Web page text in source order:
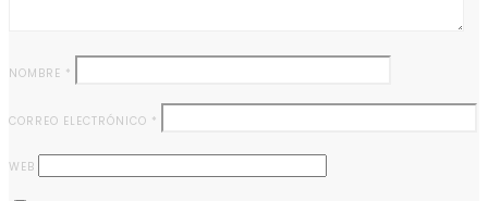
NOMBRE *
CORREO ELECTRÓNICO *
WEB